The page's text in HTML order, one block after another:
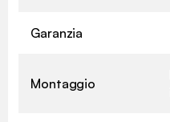
Garanzia
Montaggio